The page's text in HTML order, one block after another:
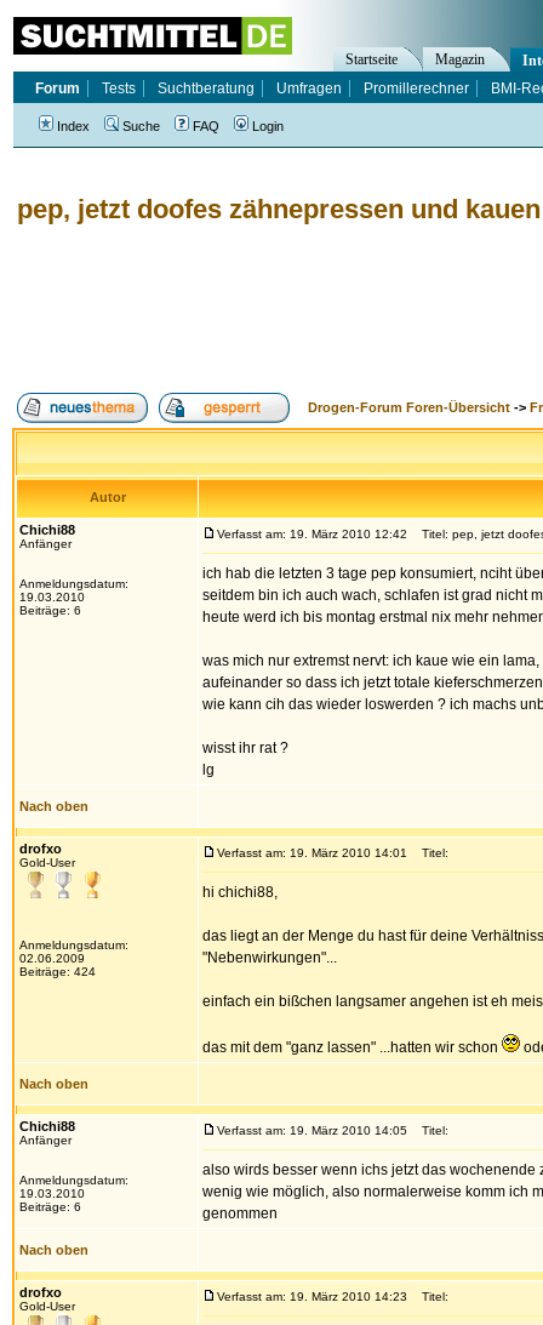
pep, jetzt doofes zähnepressen und kauen
Drogen-Forum Foren-Übersicht ->
Autor
Chichi88
Anfänger
Anmeldungsdatum:
19.03.2010
Beiträge: 6
Verfasst am: 19. März 2010 12:42 Titel: pep, jetzt
ich hab die letzten 3 tage pep konsumiert, nciht
seitdem bin ich auch wach, schlafen ist grad nicht
heute werd ich bis montag erstmal nix mehr
was mich nur extremst nervt: ich kaue wie ein
aufeinander so dass ich jetzt totale
wie kann cih das wieder loswerden ? ich machs
wisst ihr rat ?
lg
Nach oben
drofxo
Gold-User
Anmeldungsdatum:
02.06.2009
Beiträge: 424
Verfasst am: 19. März 2010 14:01 Titel:
hi chichi88,
das liegt an der Menge du hast für deine
"Nebenwirkungen"...
einfach ein bißchen langsamer angehen ist eh
das mit dem "ganz lassen" ...hatten wir schon
Nach oben
Chichi88
Anfänger
Anmeldungsdatum:
19.03.2010
Beiträge: 6
Verfasst am: 19. März 2010 14:05 Titel:
also wirds besser wenn ichs jetzt das
wenig wie möglich, also normalerweise komm ich
genommen
Nach oben
drofxo
Gold-User
Verfasst am: 19. März 2010 14:23 Titel:
Startseite Magazin
Forum
Tests Suchtberatung Umfragen Promillerechner BMI-
Index Suche FAQ Login